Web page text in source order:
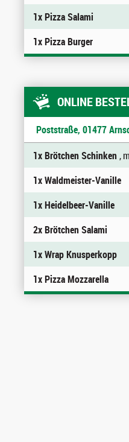
1x Pizza Salami
1x Pizza Burger
ONLINE
Poststraße, 01477
1x Brötchen Schinken,
1x Waldmeister-Vanille
1x Heidelbeer-Vanille
2x Brötchen Salami
1x Wrap Knusperkopp
1x Pizza Mozzarella